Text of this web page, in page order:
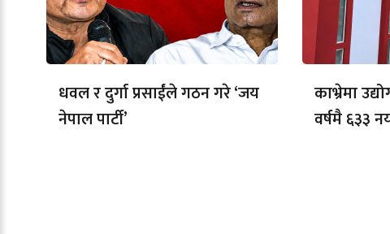
धवल र दुर्गा प्रसाईंले गठन गरे ‘जय
नेपाल पार्टी’
काभ्रेमा
वर्षमै ६३३